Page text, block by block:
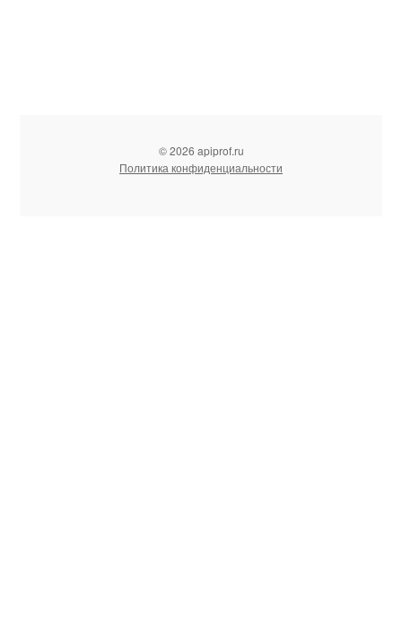
© 2026 apiprof.ru
Политика конфиденциальности